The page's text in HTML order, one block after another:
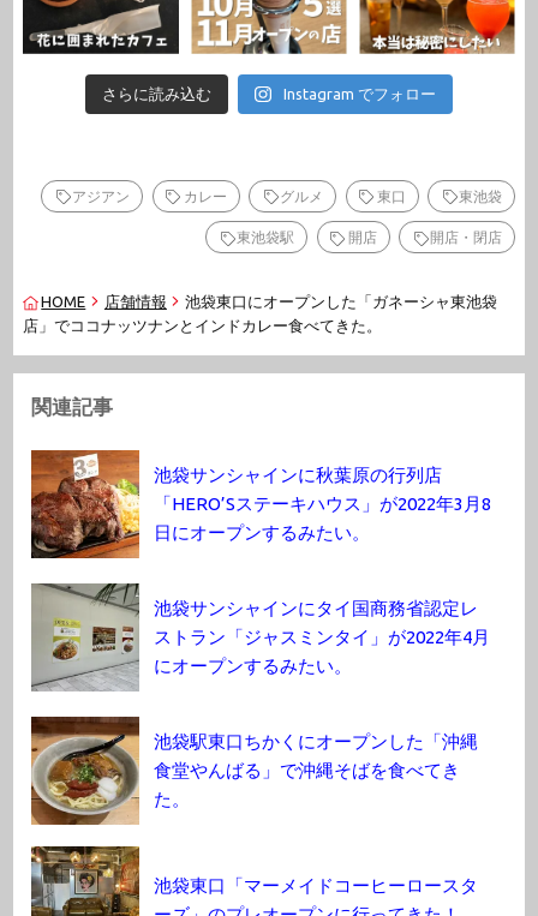
さらに読み込む Instagram でフォロー
アジアン カレー グルメ 東口 東池袋
東池袋駅 開店 開店・閉店
HOME 店舗情報
池袋東口にオープンした「ガネーシャ東池袋
店」でココナッツナンとインドカレー食べてきた。
関連記事
池袋サンシャインに秋葉原の行列店
「HERO’Sステーキハウス」が2022年3月8
日にオープンするみたい。
池袋サンシャインにタイ国商務省認定レ
ストラン「ジャスミンタイ」が2022年4月
にオープンするみたい。
池袋駅東口ちかくにオープンした「沖縄
食堂やんばる」で沖縄そばを食べてき
た。
池袋東口「マーメイドコーヒーロースタ